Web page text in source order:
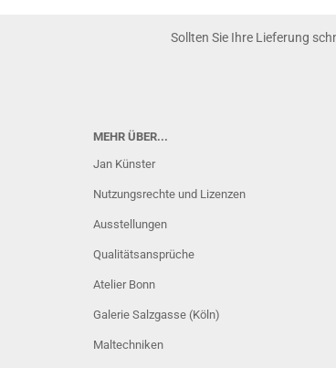
Sollten Sie Ihre Lieferung
MEHR ÜBER...
Jan Künster
Nutzungsrechte und Lizenzen
Ausstellungen
Qualitätsansprüche
Atelier Bonn
Galerie Salzgasse (Köln)
Maltechniken